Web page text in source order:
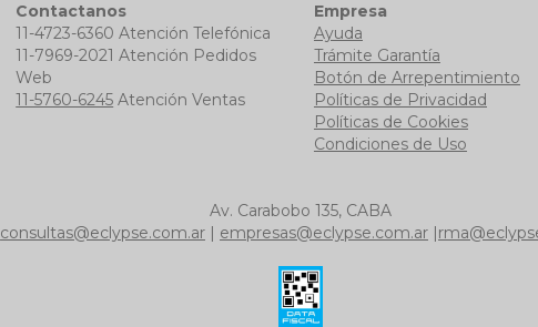
Contactanos
11-4723-6360 Atención Telefónica
11-7969-2021 Atención Pedidos
Web
11-5760-6245 Atención Ventas
Empresa
Ayuda
Trámite Garantía
Botón de Arrepentimiento
Políticas de Privacidad
Políticas de Cookies
Condiciones de Uso
Av. Carabobo 135, CABA
consultas@eclypse.com.ar | empresas@eclypse.com.ar |